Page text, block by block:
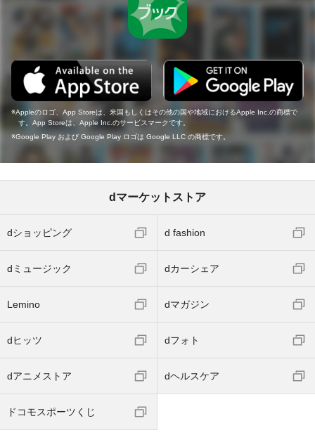
Appleのロゴ、App Storeは、米国もしくはその他の国や地域におけるApple Inc.の商標で
す。App Storeは、Apple Inc.のサービスマークです。
Google Play および Google Play ロゴは Google LLC の商標です。
dマーケットストア
dショッピング d fashion
dミュージック dカーシェア
Lemino dマガジン
dヒッツ dフォト
dアニメストア dヘルスケア
ドコモスポーツくじ